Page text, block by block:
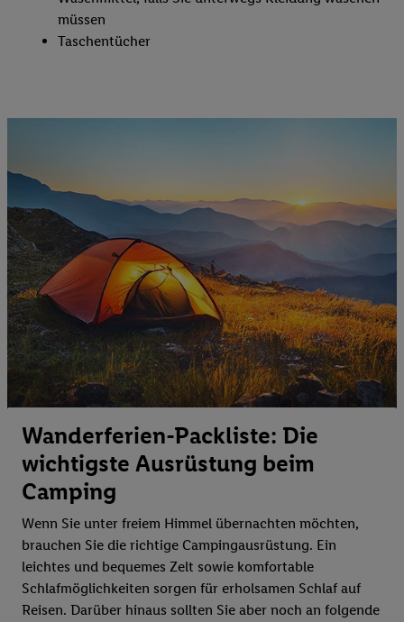
müssen
Taschentücher
Wanderferien-Packliste: Die
wichtigste Ausrüstung beim
Camping
Wenn Sie unter freiem Himmel übernachten möchten,
brauchen Sie die richtige Campingausrüstung. Ein
leichtes und bequemes Zelt sowie komfortable
Schlafmöglichkeiten sorgen für erholsamen Schlaf auf
Reisen. Darüber hinaus sollten Sie aber noch an folgende